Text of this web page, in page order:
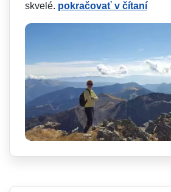
skvelé. pokračovať v čítaní